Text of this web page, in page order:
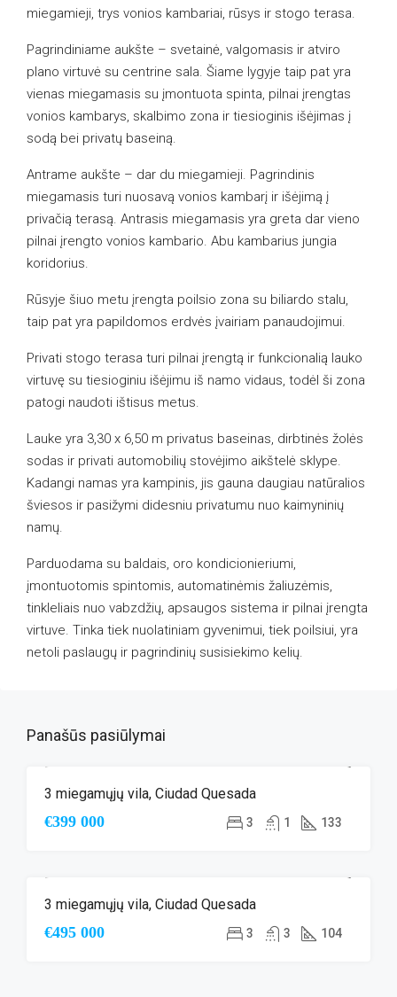
miegamieji, trys vonios kambariai, rūsys ir stogo terasa.
Pagrindiniame aukšte – svetainė, valgomasis ir atviro
plano virtuvė su centrine sala. Šiame lygyje taip pat yra
vienas miegamasis su įmontuota spinta, pilnai įrengtas
vonios kambarys, skalbimo zona ir tiesioginis išėjimas į
sodą bei privatų baseiną.
Antrame aukšte – dar du miegamieji. Pagrindinis
miegamasis turi nuosavą vonios kambarį ir išėjimą į
privačią terasą. Antrasis miegamasis yra greta dar vieno
pilnai įrengto vonios kambario. Abu kambarius jungia
koridorius.
Rūsyje šiuo metu įrengta poilsio zona su biliardo stalu,
taip pat yra papildomos erdvės įvairiam panaudojimui.
Privati stogo terasa turi pilnai įrengtą ir funkcionalią lauko
virtuvę su tiesioginiu išėjimu iš namo vidaus, todėl ši zona
patogi naudoti ištisus metus.
Lauke yra 3,30 x 6,50 m privatus baseinas, dirbtinės žolės
sodas ir privati automobilių stovėjimo aikštelė sklype.
Kadangi namas yra kampinis, jis gauna daugiau natūralios
šviesos ir pasižymi didesniu privatumu nuo kaimyninių
namų.
Parduodama su baldais, oro kondicionieriumi,
įmontuotomis spintomis, automatinėmis žaliuzėmis,
tinkleliais nuo vabzdžių, apsaugos sistema ir pilnai įrengta
virtuve. Tinka tiek nuolatiniam gyvenimui, tiek poilsiui, yra
netoli paslaugų ir pagrindinių susisiekimo kelių.
Panašūs pasiūlymai
3 miegamųjų vila, Ciudad Quesada
€399 000 3 1 133
3 miegamųjų vila, Ciudad Quesada
€495 000 3 3 104